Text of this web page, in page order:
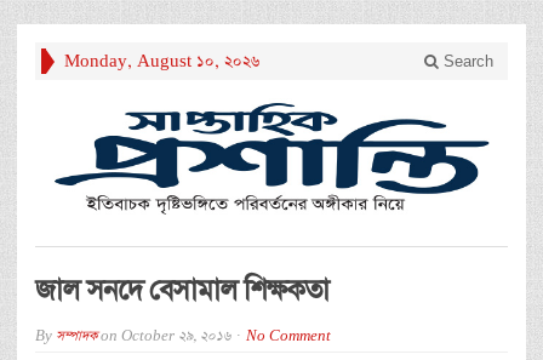
Monday, August 10, 2026 Search
জাল সনদে বেসামাল শিক্ষকতা
By সম্পাদকon October 29, 2016 No Comment